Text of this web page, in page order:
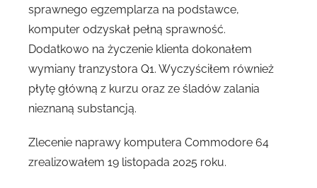
sprawnego egzemplarza na podstawce,
komputer odzyskał pełną sprawność.
Dodatkowo na życzenie klienta dokonałem
wymiany tranzystora Q1. Wyczyściłem również
płytę główną z kurzu oraz ze śladów zalania
nieznaną substancją.
Zlecenie naprawy komputera Commodore 64
zrealizowałem 19 listopada 2025 roku.